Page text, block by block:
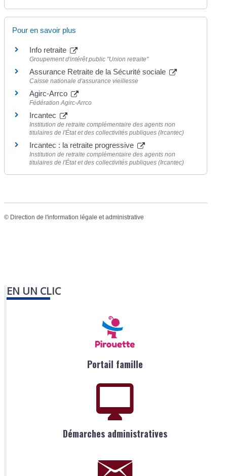
Pour en savoir plus
Info retraite
Groupement d'intérêt public "Union retraite"
Assurance Retraite de la Sécurité sociale
Caisse nationale d'assurance vieillesse
Agirc-Arrco
Fédération Agirc-Arrco
Ircantec
Institution de retraite complémentaire des agents non
titulaires de l'État et des collectivités publiques (Ircantec)
Ircantec : la retraite progressive
Institution de retraite complémentaire des agents non
titulaires de l'État et des collectivités publiques (Ircantec)
© Direction de l'information légale et administrative
EN UN CLIC
Portail famille
Démarches administratives